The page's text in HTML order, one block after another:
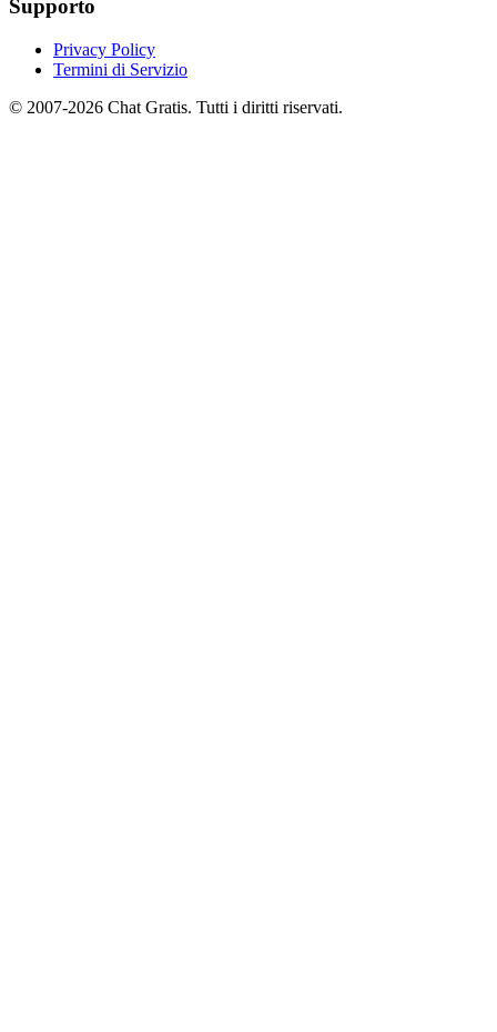
Supporto
Privacy Policy
Termini di Servizio
© 2007-2026 Chat Gratis. Tutti i diritti riservati.